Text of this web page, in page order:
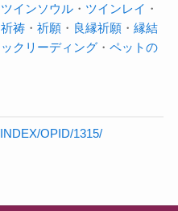
ツインソウル・ ツインレイ ・
祈祷・ 祈願・ 良縁祈願・ 縁結
ク リーディング・ ペットの
OPID/1315/